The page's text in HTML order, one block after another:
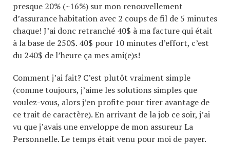
presque 20% (~16%) sur mon renouvellement
d’assurance habitation avec 2 coups de fil de 5 minutes
chaque! J’ai donc retranché 40$ à ma facture qui était
à la base de 250$. 40$ pour 10 minutes d’effort, c’est
du 240$ de l’heure ça mes ami(e)s!
Comment j’ai fait? C’est plutôt vraiment simple
(comme toujours, j’aime les solutions simples que
voulez-vous, alors j’en profite pour tirer avantage de
ce trait de caractère). En arrivant de la job ce soir, j’ai
vu que j’avais une enveloppe de mon assureur La
Personnelle. Le temps était venu pour moi de payer.